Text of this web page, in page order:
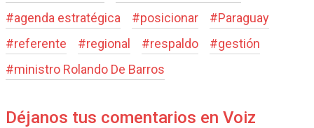
#agenda estratégica #posicionar #Paraguay
#referente #regional #respaldo #gestión
#ministro Rolando De Barros
Déjanos tus comentarios en Voiz